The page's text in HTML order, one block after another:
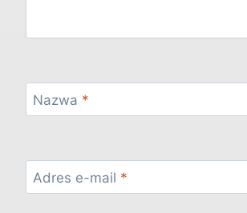
Nazwa *
Adres e-mail *